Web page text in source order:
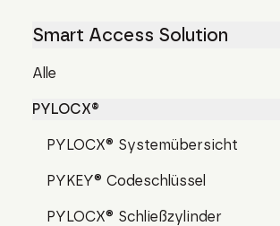
Smart Access Solution
Alle
PYLOCX®
PYLOCX® Systemübersicht
PYKEY® Codeschlüssel
PYLOCX® Schließzylinder